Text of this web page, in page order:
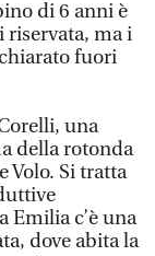
di 6 anni è
riservata, ma i
fuori
una
della rotonda
Volo. Si tratta
Emilia c’è una
dove abita la